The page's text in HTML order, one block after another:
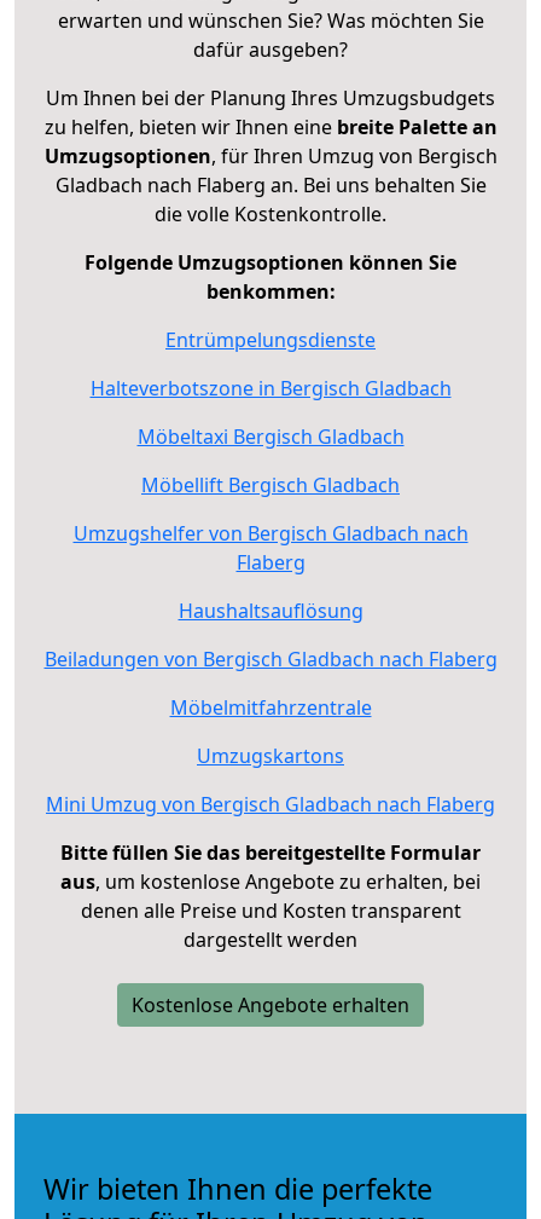
erwarten und wünschen Sie? Was möchten Sie
dafür ausgeben?
Um Ihnen bei der Planung Ihres Umzugsbudgets
zu helfen, bieten wir Ihnen eine breite Palette an
Umzugsoptionen, für Ihren Umzug von Bergisch
Gladbach nach Flaberg an. Bei uns behalten Sie
die volle Kostenkontrolle.
Folgende Umzugsoptionen können Sie
benkommen:
Entrümpelungsdienste
Halteverbotszone in Bergisch Gladbach
Möbeltaxi Bergisch Gladbach
Möbellift Bergisch Gladbach
Umzugshelfer von Bergisch Gladbach nach
Flaberg
Haushaltsauflösung
Beiladungen von Bergisch Gladbach nach Flaberg
Möbelmitfahrzentrale
Umzugskartons
Mini Umzug von Bergisch Gladbach nach Flaberg
Bitte füllen Sie das bereitgestellte Formular
aus, um kostenlose Angebote zu erhalten, bei
denen alle Preise und Kosten transparent
dargestellt werden
Kostenlose Angebote erhalten
Wir bieten Ihnen die perfekte